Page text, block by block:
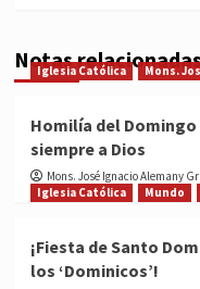
Notas
Iglesia Católica Mons.
Homilía del Domingo
siempre a Dios
Mons. José Ignacio Alemany
Iglesia Católica
Mundo
¡Fiesta de Santo
los ‘Dominicos’!